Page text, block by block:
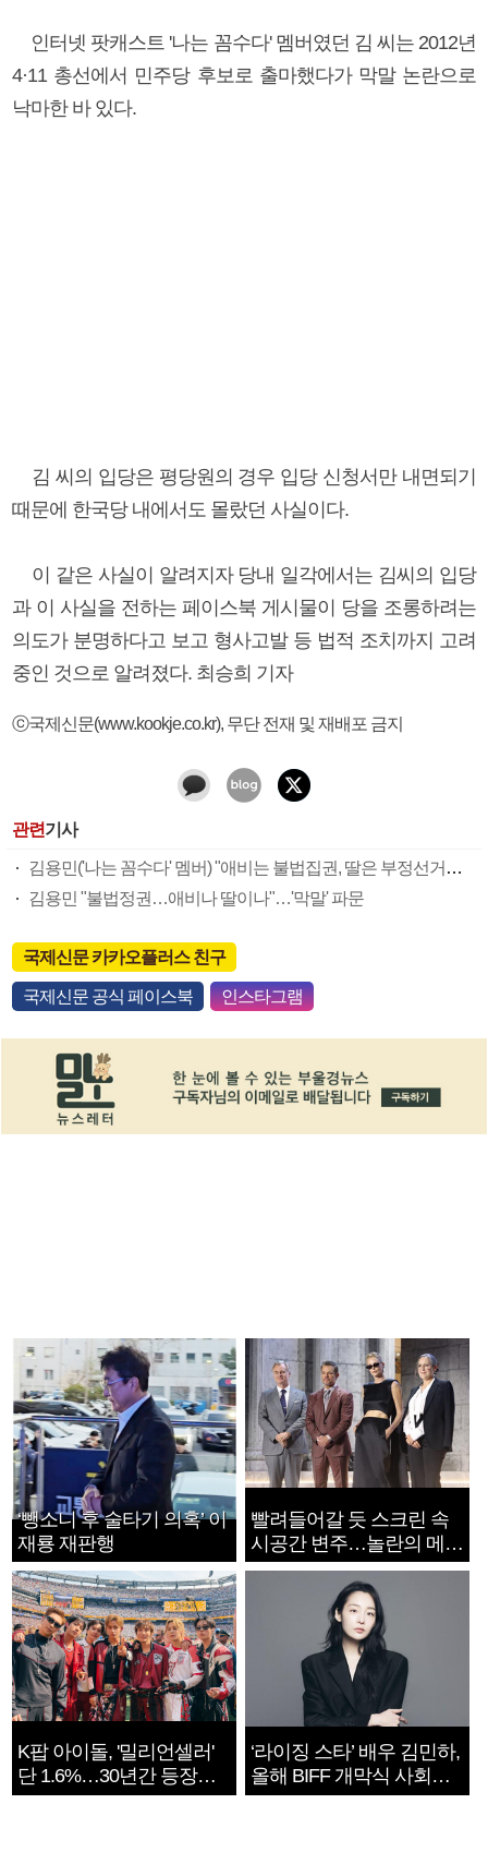
인터넷 팟캐스트 '나는 꼼수다' 멤버였던 김 씨는 2012년
4·11 총선에서 민주당 후보로 출마했다가 막말 논란으로
낙마한 바 있다.
김 씨의 입당은 평당원의 경우 입당 신청서만 내면되기
때문에 한국당 내에서도 몰랐던 사실이다.
이 같은 사실이 알려지자 당내 일각에서는 김씨의 입당
과 이 사실을 전하는 페이스북 게시물이 당을 조롱하려는
의도가 분명하다고 보고 형사고발 등 법적 조치까지 고려
중인 것으로 알려졌다. 최승희 기자
ⓒ국제신문(www.kookje.co.kr), 무단 전재 및 재배포 금지
관련기사
김용민('나는 꼼수다' 멤버) "애비는 불법집권, 딸은 부정선거로 당선" 막말
김용민 "불법정권…애비나 딸이나"…'막말' 파문
국제신문 카카오플러스 친구
국제신문 공식 페이스북 인스타그램
‘뺑소니 후 술타기 의혹’ 이
재룡 재판행
빨려들어갈 듯 스크린 속
시공간 변주…놀란의 메시
지는 ‘전쟁 속죄’
K팝 아이돌, '밀리언셀러'
단 1.6%…30년간 등장
1182개팀 전수조사
‘라이징 스타’ 배우 김민하,
올해 BIFF 개막식 사회자
확정